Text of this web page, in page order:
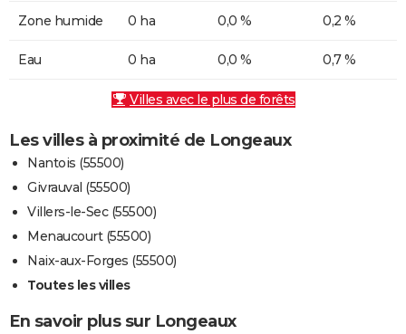
Zone humide 0 ha 0,0 % 0,2 %
Eau 0 ha 0,0 % 0,7 %
Villes avec le plus de forêts
Les villes à proximité de Longeaux
Nantois (55500)
Givrauval (55500)
Villers-le-Sec (55500)
Menaucourt (55500)
Naix-aux-Forges (55500)
Toutes les villes
En savoir plus sur Longeaux